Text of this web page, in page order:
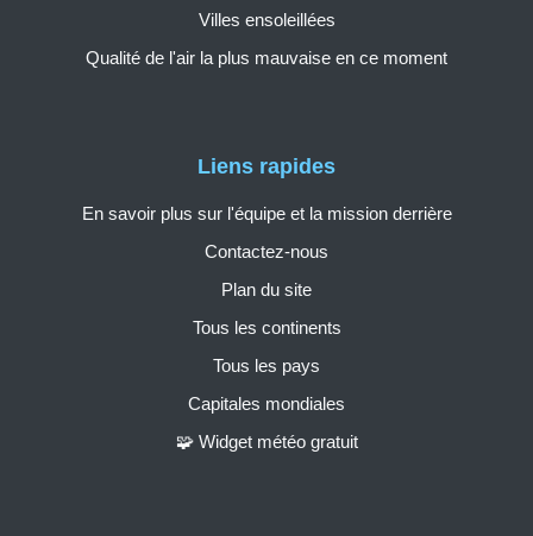
Liens rapides
En savoir plus sur l'équipe et la mission derrière
Contactez-nous
Plan du site
Tous les continents
Tous les pays
Capitales mondiales
🧩 Widget météo gratuit
Villes ensoleillées
Qualité de l'air la plus mauvaise en ce moment